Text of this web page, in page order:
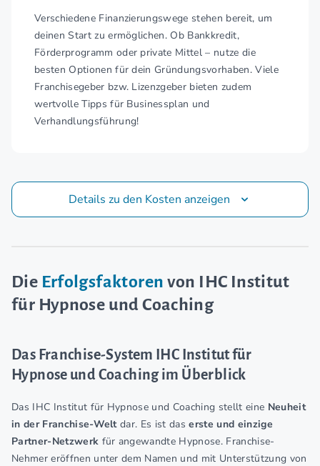
Verschiedene Finanzierungswege stehen bereit, um
deinen Start zu ermöglichen. Ob Bankkredit,
Förderprogramm oder private Mittel – nutze die
besten Optionen für dein Gründungsvorhaben. Viele
Franchisegeber bzw. Lizenzgeber bieten zudem
wertvolle Tipps für Businessplan und
Verhandlungsführung!
Details zu den Kosten anzeigen
Die Erfolgsfaktoren von IHC Institut
für Hypnose und Coaching
Das Franchise-System IHC Institut für
Hypnose und Coaching im Überblick
Das IHC Institut für Hypnose und Coaching stellt eine Neuheit
in der Franchise-Weltdar. Es ist daserste und einzige
Partner-Netzwerk für angewandte Hypnose. Franchise-
Nehmer eröffnen unter dem Namen und mit Unterstützung von